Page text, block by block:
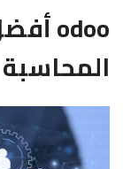
المحاسبة